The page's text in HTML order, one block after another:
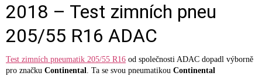
2018 – Test zimních pneu
205/55 R16 ADAC
Test zimních pneumatik 205/55 R16 od společnosti ADAC dopadl výborně
pro značku Continental. Ta se svou pneumatikou Continental